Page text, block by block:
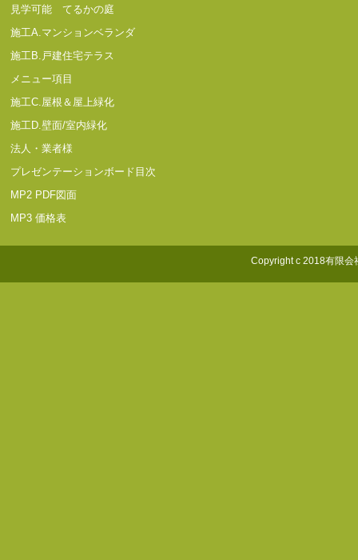
見学可能 てるかの庭
施工A.マンションベランダ
施工B.戸建住宅テラス
メニュー項目
施工C.屋根＆屋上緑化
施工D.壁面/室内緑化
法人・業者様
プレゼンテーションボード目次
MP2 PDF図面
MP3 価格表
Copyright c 2018有限会